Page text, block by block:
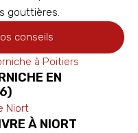
gouttières.
conseils
EN
À NIORT